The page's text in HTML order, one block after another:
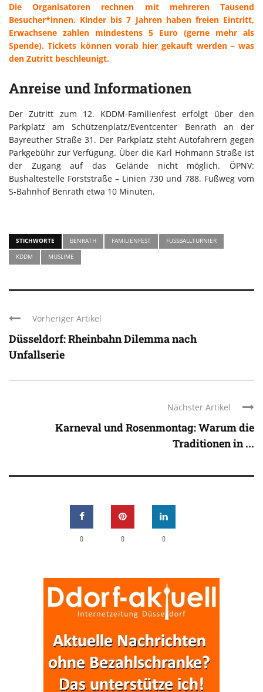
Die Organisatoren rechnen mit mehreren Tausend
Besucher*innen. Kinder bis 7 Jahren haben freien Eintritt,
Erwachsene zahlen mindestens 5 Euro (gerne mehr als
Spende). Tickets können vorab hier gekauft werden – was
den Zutritt beschleunigt.
Anreise und Informationen
Der Zutritt zum 12. KDDM-Familienfest erfolgt über den
Parkplatz am Schützenplatz/Eventcenter Benrath an der
Bayreuther Straße 31. Der Parkplatz steht Autofahrern gegen
Parkgebühr zur Verfügung. Über die Karl Hohmann Straße ist
der Zugang auf das Gelände nicht möglich. ÖPNV:
Bushaltestelle Forststraße – Linien 730 und 788. Fußweg vom
S-Bahnhof Benrath etwa 10 Minuten.
STICHWORTE BENRATH FAMILIENFEST
FUSSBALLTURNIER
KDDM
MUSLIME
Vorheriger Artikel
Düsseldorf: Rheinbahn Dilemma nach
Unfallserie
Nächster Artikel
Karneval und Rosenmontag: Warum die
Traditionen in ...
0 0 0